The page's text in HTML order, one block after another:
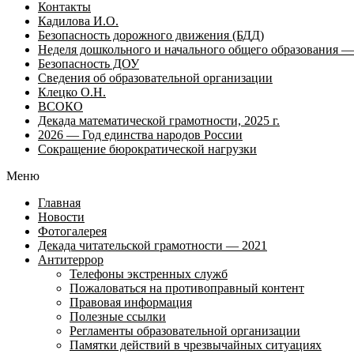
Контакты
Кадилова И.О.
Безопасность дорожного движения (БДД)
Неделя дошкольного и начального общего образования —
Безопасность ДОУ
Сведения об образовательной организации
Клецко О.Н.
ВСОКО
Декада математической грамотности, 2025 г.
2026 — Год единства народов России
Сокращение бюрократической нагрузки
Меню
Главная
Новости
Фотогалерея
Декада читательской грамотности — 2021
Антитеррор
Телефоны экстренных служб
Пожаловаться на противоправный контент
Правовая информация
Полезные ссылки
Регламенты образовательной организации
Памятки действий в чрезвычайных ситуациях